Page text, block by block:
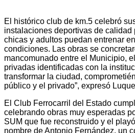
El histórico club de km.5 celebró
instalaciones deportivas de calidad
chicas y adultos puedan entrenar
condiciones. Las obras se
mancomunado entre el Municipio,
privadas identificadas con la
transformar la ciudad,
público y el privado”, expresó
El Club Ferrocarril del Estado
celebrando obras muy esperadas
SUM que fue reconstruido y el
nombre de Antonio Fernández, un